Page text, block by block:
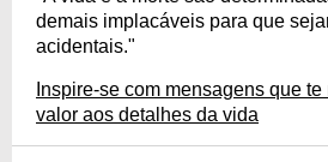
demais implacáveis para que
acidentais."
Inspire-se com mensagens que
valor aos detalhes da vida